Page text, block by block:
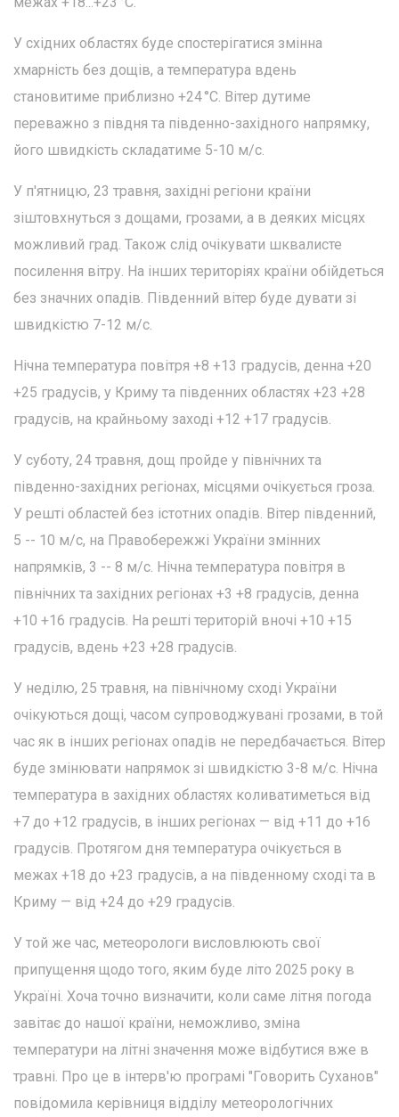
У східних областях буде спостерігатися змінна
хмарність без дощів, а температура вдень
становитиме приблизно +24 °C. Вітер дутиме
переважно з півдня та південно-західного напрямку,
його швидкість складатиме 5-10 м/с.
У п'ятницю, 23 травня, західні регіони країни
зіштовхнуться з дощами, грозами, а в деяких місцях
можливий град. Також слід очікувати шквалисте
посилення вітру. На інших територіях країни обійдеться
без значних опадів. Південний вітер буде дувати зі
швидкістю 7-12 м/с.
Нічна температура повітря +8 +13 градусів, денна +20
+25 градусів, у Криму та південних областях +23 +28
градусів, на крайньому заході +12 +17 градусів.
У суботу, 24 травня, дощ пройде у північних та
південно-західних регіонах, місцями очікується гроза.
У решті областей без істотних опадів. Вітер південний,
5 -- 10 м/с, на Правобережжі України змінних
напрямків, 3 -- 8 м/с. Нічна температура повітря в
північних та західних регіонах +3 +8 градусів, денна
+10 +16 градусів. На решті територій вночі +10 +15
градусів, вдень +23 +28 градусів.
У неділю, 25 травня, на північному сході України
очікуються дощі, часом супроводжувані грозами, в той
час як в інших регіонах опадів не передбачається. Вітер
буде змінювати напрямок зі швидкістю 3-8 м/с. Нічна
температура в західних областях коливатиметься від
+7 до +12 градусів, в інших регіонах — від +11 до +16
градусів. Протягом дня температура очікується в
межах +18 до +23 градусів, а на південному сході та в
Криму — від +24 до +29 градусів.
У той же час, метеорологи висловлюють свої
припущення щодо того, яким буде літо 2025 року в
Україні. Хоча точно визначити, коли саме літня погода
завітає до нашої країни, неможливо, зміна
температури на літні значення може відбутися вже в
травні. Про це в інтерв'ю програмі "Говорить Суханов"
повідомила керівниця відділу метеорологічних